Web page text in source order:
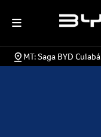
MT: Saga BYD Cuiabá